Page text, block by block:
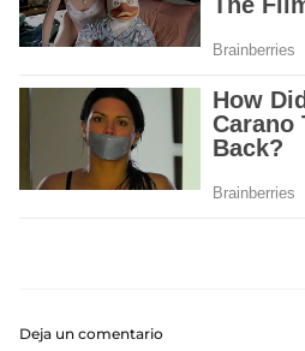
Deja un comentario